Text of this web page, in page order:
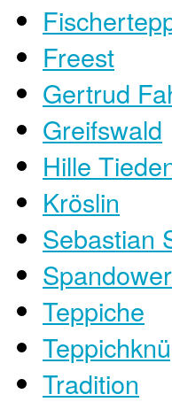
Freest
Gertrud
Greifswald
Hille
Kröslin
Sebastian
Teppiche
Tradition